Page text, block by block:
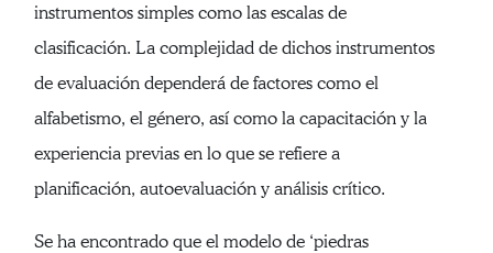
instrumentos simples como las escalas de
clasificación. La complejidad de dichos instrumentos
de evaluación dependerá de factores como el
alfabetismo, el género, así como la capacitación y la
experiencia previas en lo que se refiere a
planificación, autoevaluación y análisis crítico.
Se ha encontrado que el modelo de ‘piedras